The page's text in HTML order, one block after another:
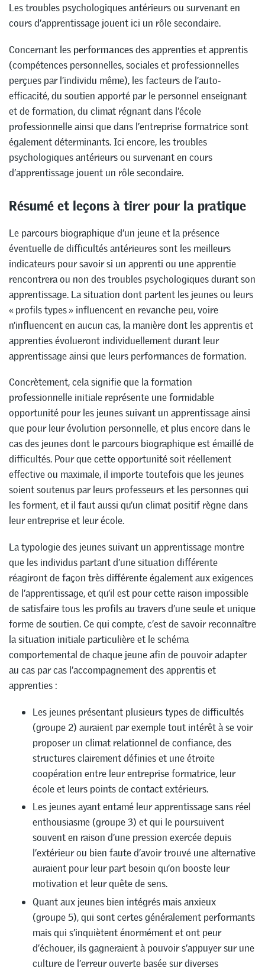
Les troubles psychologiques antérieurs ou survenant en
cours d’apprentissage jouent ici un rôle secondaire.
Concernant les performancesdes apprenties et apprentis
(compétences personnelles, sociales et professionnelles
perçues par l’individu même), les facteurs de l’auto-
efficacité, du soutien apporté par le personnel enseignant
et de formation, du climat régnant dans l’école
professionnelle ainsi que dans l’entreprise formatrice sont
également déterminants. Ici encore, les troubles
psychologiques antérieurs ou survenant en cours
d’apprentissage jouent un rôle secondaire.
Résumé et leçons à tirer pour la pratique
Le parcours biographique d’un jeune et la présence
éventuelle de difficultés antérieures sont les meilleurs
indicateurs pour savoir si un apprenti ou une apprentie
rencontrera ou non des troubles psychologiques durant son
apprentissage. La situation dont partent les jeunes ou leurs
« profils types » influencent en revanche peu, voire
n’influencent en aucun cas, la manière dont les apprentis et
apprenties évolueront individuellement durant leur
apprentissage ainsi que leurs performances de formation.
Concrètement, cela signifie que la formation
professionnelle initiale représente une formidable
opportunité pour les jeunes suivant un apprentissage ainsi
que pour leur évolution personnelle, et plus encore dans le
cas des jeunes dont le parcours biographique est émaillé de
difficultés. Pour que cette opportunité soit réellement
effective ou maximale, il importe toutefois que les jeunes
soient soutenus par leurs professeurs et les personnes qui
les forment, et il faut aussi qu’un climat positif règne dans
leur entreprise et leur école.
La typologie des jeunes suivant un apprentissage montre
que les individus partant d’une situation différente
réagiront de façon très différente également aux exigences
de l’apprentissage, et qu’il est pour cette raison impossible
de satisfaire tous les profils au travers d’une seule et unique
forme de soutien. Ce qui compte, c’est de savoir reconnaître
la situation initiale particulière et le schéma
comportemental de chaque jeune afin de pouvoir adapter
au cas par cas l’accompagnement des apprentis et
apprenties :
Les jeunes présentant plusieurs types de difficultés
(groupe 2) auraient par exemple tout intérêt à se voir
proposer un climat relationnel de confiance, des
structures clairement définies et une étroite
coopération entre leur entreprise formatrice, leur
école et leurs points de contact extérieurs.
Les jeunes ayant entamé leur apprentissage sans réel
enthousiasme (groupe 3) et qui le poursuivent
souvent en raison d’une pression exercée depuis
l’extérieur ou bien faute d’avoir trouvé une alternative
auraient pour leur part besoin qu’on booste leur
motivation et leur quête de sens.
Quant aux jeunes bien intégrés mais anxieux
(groupe 5), qui sont certes généralement performants
mais qui s’inquiètent énormément et ont peur
d’échouer, ils gagneraient à pouvoir s’appuyer sur une
culture de l’erreur ouverte basée sur diverses